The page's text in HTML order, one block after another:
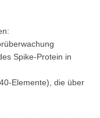
Spike-Protein in
Elemente), die über